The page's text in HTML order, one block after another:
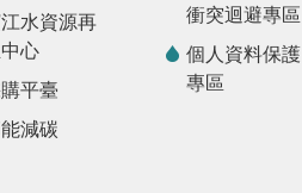
水資源再
心
平臺
減碳
衝突迴避專區
個人資料保護
專區